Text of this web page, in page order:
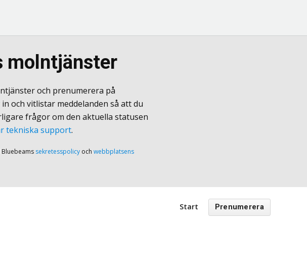
molntjänster
och prenumerera på
och vitlistar meddelanden så att du
frågor om den aktuella statusen
tekniska support.
sekretesspolicy och webbplatsens
Start Prenumerera